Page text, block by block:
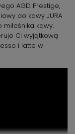
AGD Prestige,
do kawy JURA
kawy.
Ci wyjątkową
i latte w